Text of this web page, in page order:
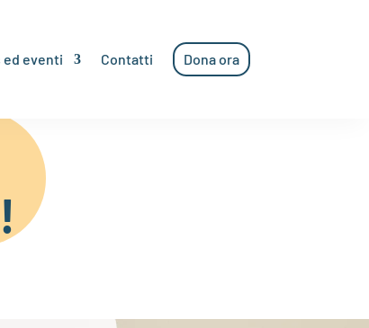
ed eventi Contatti Dona ora